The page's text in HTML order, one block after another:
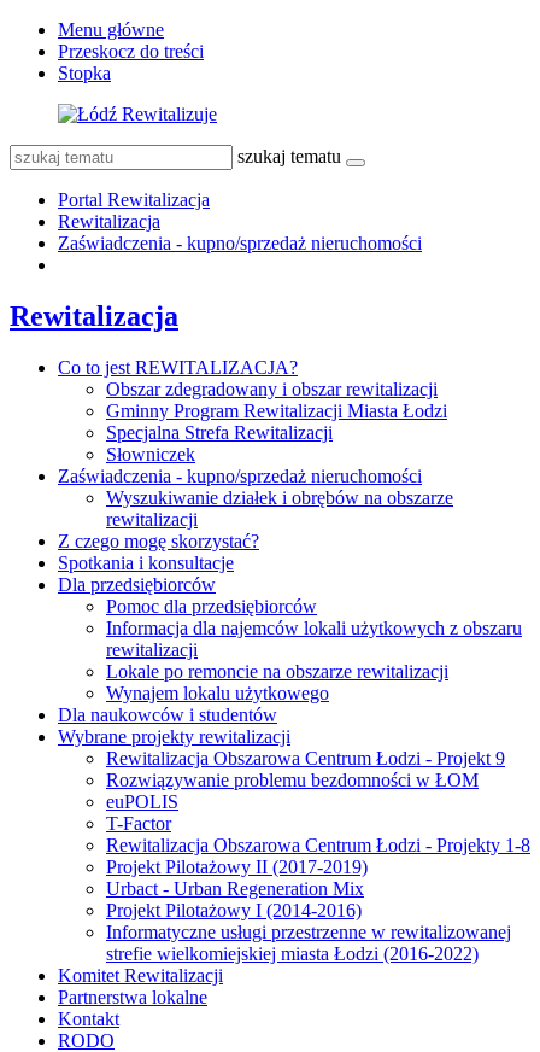
Menu główne
Przeskocz do treści
Stopka
szukaj tematu
Portal Rewitalizacja
Rewitalizacja
Zaświadczenia - kupno/sprzedaż nieruchomości
Rewitalizacja
Co to jest REWITALIZACJA?
Obszar zdegradowany i obszar rewitalizacji
Gminny Program Rewitalizacji Miasta Łodzi
Specjalna Strefa Rewitalizacji
Słowniczek
Zaświadczenia - kupno/sprzedaż nieruchomości
Wyszukiwanie działek i obrębów na obszarze
rewitalizacji
Z czego mogę skorzystać?
Spotkania i konsultacje
Dla przedsiębiorców
Pomoc dla przedsiębiorców
Informacja dla najemców lokali użytkowych z obszaru
rewitalizacji
Lokale po remoncie na obszarze rewitalizacji
Wynajem lokalu użytkowego
Dla naukowców i studentów
Wybrane projekty rewitalizacji
Rewitalizacja Obszarowa Centrum Łodzi - Projekt 9
Rozwiązywanie problemu bezdomności w ŁOM
euPOLIS
T-Factor
Rewitalizacja Obszarowa Centrum Łodzi - Projekty 1-8
Projekt Pilotażowy II (2017-2019)
Urbact - Urban Regeneration Mix
Projekt Pilotażowy I (2014-2016)
Informatyczne usługi przestrzenne w rewitalizowanej
strefie wielkomiejskiej miasta Łodzi (2016-2022)
Komitet Rewitalizacji
Partnerstwa lokalne
Kontakt
RODO